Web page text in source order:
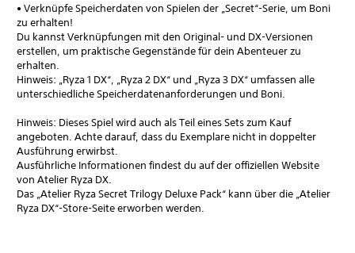
• Verknüpfe Speicherdaten von Spielen der „Secret“-Serie, um Boni
zu erhalten!
Du kannst Verknüpfungen mit den Original- und DX-Versionen
erstellen, um praktische Gegenstände für dein Abenteuer zu
erhalten.
Hinweis: „Ryza 1 DX“, „Ryza 2 DX“ und „Ryza 3 DX“ umfassen alle
unterschiedliche Speicherdatenanforderungen und Boni.
Hinweis: Dieses Spiel wird auch als Teil eines Sets zum Kauf
angeboten. Achte darauf, dass du Exemplare nicht in doppelter
Ausführung erwirbst.
Ausführliche Informationen findest du auf der offiziellen Website
von Atelier Ryza DX.
Das „Atelier Ryza Secret Trilogy Deluxe Pack“ kann über die „Atelier
Ryza DX“-Store-Seite erworben werden.